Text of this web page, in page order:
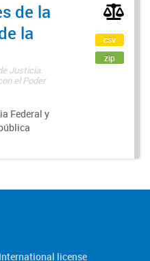
de la
la
Justicia.
el Poder
Federal y
csv
zip
license